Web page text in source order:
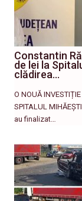
Constantin
de lei la
clădirea…
O NOUĂ
SPITALUL
au finalizat…